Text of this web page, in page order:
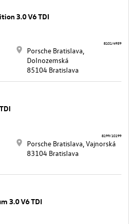
3.0 V6 TDI
Porsche Bratislava,
Dolnozemská
85104 Bratislava
8101/4959
Porsche Bratislava, Vajnorská
83104 Bratislava
8199/10199
3.0 V6 TDI